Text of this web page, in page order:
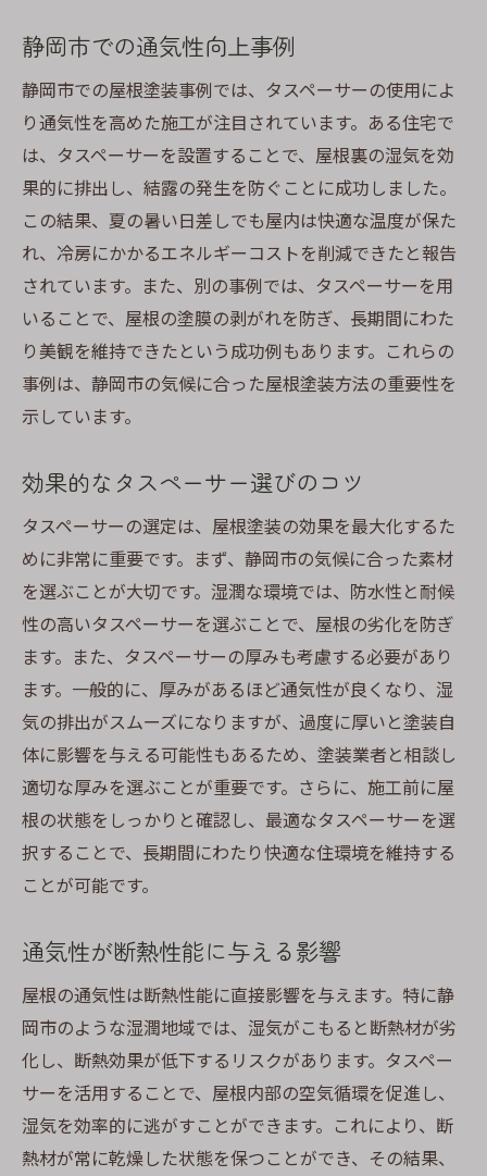
静岡市での通気性向上事例
静岡市での屋根塗装事例では、タスペーサーの使用によ
り通気性を高めた施工が注目されています。ある住宅で
は、タスペーサーを設置することで、屋根裏の湿気を効
果的に排出し、結露の発生を防ぐことに成功しました。
この結果、夏の暑い日差しでも屋内は快適な温度が保た
れ、冷房にかかるエネルギーコストを削減できたと報告
されています。また、別の事例では、タスペーサーを用
いることで、屋根の塗膜の剥がれを防ぎ、長期間にわた
り美観を維持できたという成功例もあります。これらの
事例は、静岡市の気候に合った屋根塗装方法の重要性を
示しています。
効果的なタスペーサー選びのコツ
タスペーサーの選定は、屋根塗装の効果を最大化するた
めに非常に重要です。まず、静岡市の気候に合った素材
を選ぶことが大切です。湿潤な環境では、防水性と耐候
性の高いタスペーサーを選ぶことで、屋根の劣化を防ぎ
ます。また、タスペーサーの厚みも考慮する必要があり
ます。一般的に、厚みがあるほど通気性が良くなり、湿
気の排出がスムーズになりますが、過度に厚いと塗装自
体に影響を与える可能性もあるため、塗装業者と相談し
適切な厚みを選ぶことが重要です。さらに、施工前に屋
根の状態をしっかりと確認し、最適なタスペーサーを選
択することで、長期間にわたり快適な住環境を維持する
ことが可能です。
通気性が断熱性能に与える影響
屋根の通気性は断熱性能に直接影響を与えます。特に静
岡市のような湿潤地域では、湿気がこもると断熱材が劣
化し、断熱効果が低下するリスクがあります。タスペー
サーを活用することで、屋根内部の空気循環を促進し、
湿気を効率的に逃がすことができます。これにより、断
熱材が常に乾燥した状態を保つことができ、その結果、